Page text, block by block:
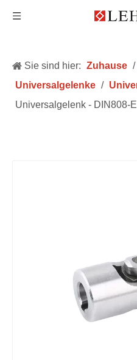
Sie sind hier: Zuhause /
Universalgelenke /
Universalgelenk - DIN808-E